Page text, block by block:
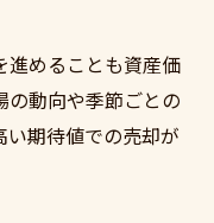
進めることも資産価
動向や季節ごとの
期待値での売却が